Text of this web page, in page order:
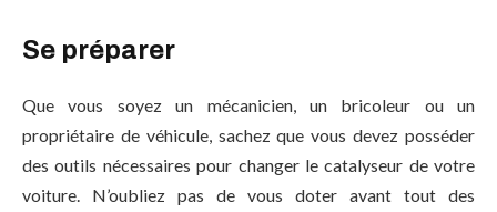
Se préparer
Que vous soyez un mécanicien, un bricoleur ou un
propriétaire de véhicule, sachez que vous devez posséder
des outils nécessaires pour changer le catalyseur de votre
voiture. N’oubliez pas de vous doter avant tout des